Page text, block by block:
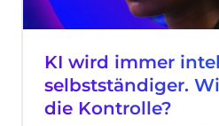
KI wird immer
selbstständiger.
die Kontrolle?